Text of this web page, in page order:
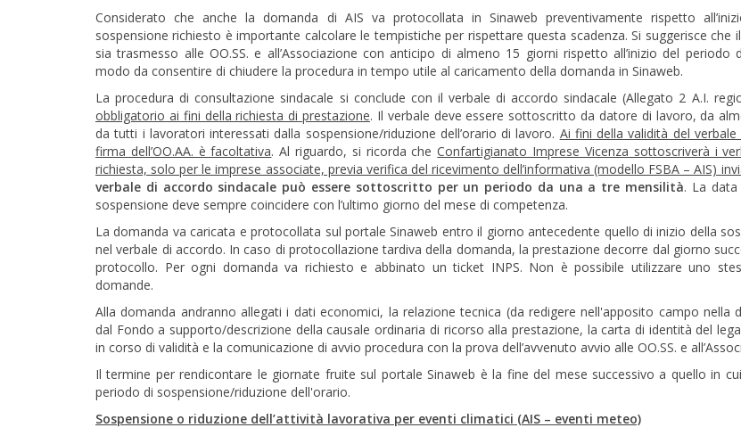
Considerato che anche la domanda di AIS va protocollata in Sinaweb preventivamente rispetto
sospensione richiesto è importante calcolare le tempistiche per rispettare questa scadenza. Si suggerisce che
sia trasmesso alle OO.SS. e all’Associazione con anticipo di almeno 15 giorni rispetto all’inizio del periodo
modo da consentire di chiudere la procedura in tempo utile al caricamento della domanda in Sinaweb.
La procedura di consultazione sindacale si conclude con il verbale di accordo sindacale (Allegato 2 A.I.
obbligatorio ai fini della richiesta di prestazione. Il verbale deve essere sottoscritto da datore di lavoro, da
da tutti i lavoratori interessati dalla sospensione/riduzione dell’orario di lavoro. Ai fini della validità del
firma dell’OO.AA. è facoltativa. Al riguardo, si ricorda cheConfartigianato Imprese Vicenza sottoscriverà i
richiesta, solo per le imprese associate, previa verifica del ricevimento dell’informativa (modello FSBA – AIS)
verbale di accordo sindacale può essere sottoscritto per un periodo da una a tre mensilità. La
sospensione deve sempre coincidere con l’ultimo giorno del mese di competenza.
La domanda va caricata e protocollata sul portale Sinaweb entro il giorno antecedente quello di inizio della
nel verbale di accordo. In caso di protocollazione tardiva della domanda, la prestazione decorre dal giorno
protocollo. Per ogni domanda va richiesto e abbinato un ticket INPS. Non è possibile utilizzare uno
domande.
Alla domanda andranno allegati i dati economici, la relazione tecnica (da redigere nell'apposito campo nella
dal Fondo a supporto/descrizione della causale ordinaria di ricorso alla prestazione, la carta di identità del
in corso di validità e la comunicazione di avvio procedura con la prova dell’avvenuto avvio alle OO.SS. e
Il termine per rendicontare le giornate fruite sul portale Sinaweb è la fine del mese successivo a quello in
periodo di sospensione/riduzione dell'orario.
Sospensione o riduzione dell’attività lavorativa per eventi climatici (AIS – eventi meteo)